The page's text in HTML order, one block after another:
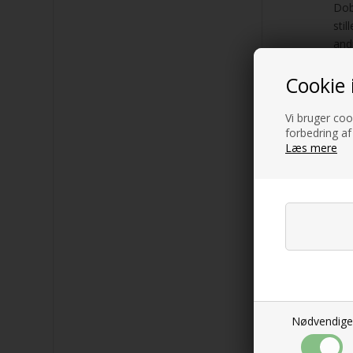
Vi bruger
forbedring
Læs mere
Nødvendige
På